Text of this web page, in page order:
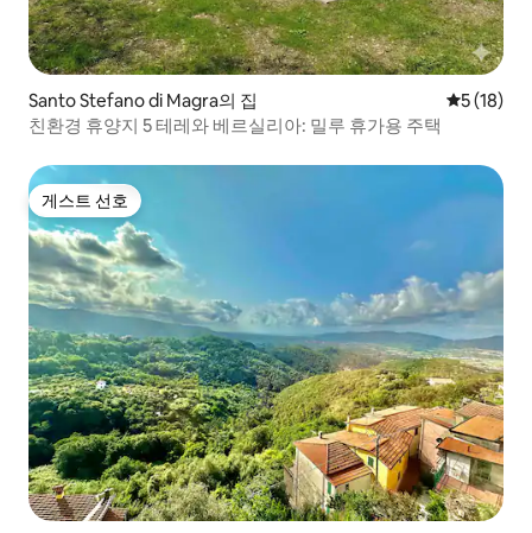
Santo Stefano di Magra의 집 평점 5점
5 (18)
친환경 휴양지 5 테레와 베르실리아: 밀루 휴가용 주택
게스트 선호
게스트 선호